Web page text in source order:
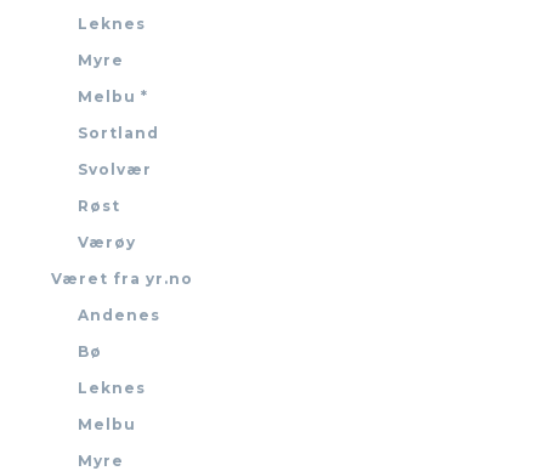
Leknes
Myre
Melbu *
Sortland
Svolvær
Røst
Værøy
Været fra yr.no
Andenes
Bø
Leknes
Melbu
Myre